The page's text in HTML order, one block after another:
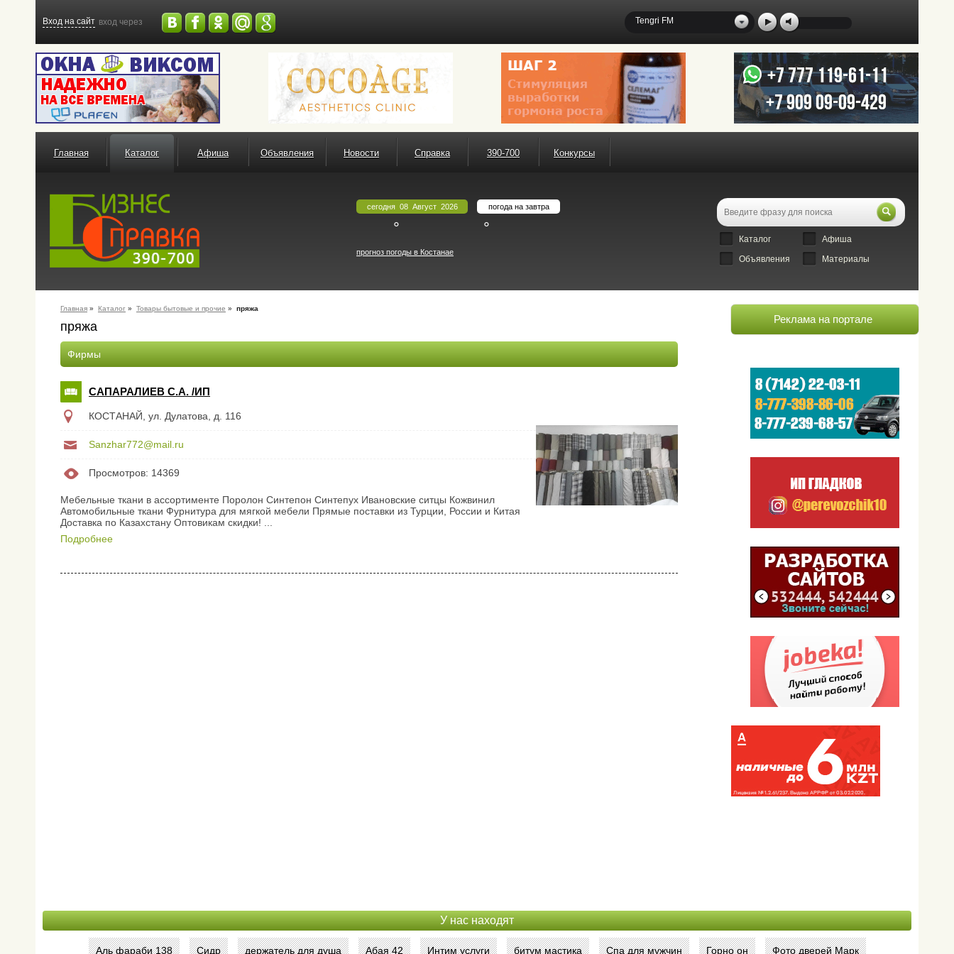
Вход на сайт вход через Tengri FM
Главная Каталог Афиша Объявления Новости Справка 390-700 Конкурсы
сегодня 08 Август 2026
°
погода на завтра
°
прогноз погоды в Костанае
Каталог
Афиша
Объявления
Материалы
Главная » Каталог » Товары бытовые и прочие » пряжа
пряжа
Фирмы
САПАРАЛИЕВ С.А. /ИП
КОСТАНАЙ, ул. Дулатова, д. 116
Sanzhar772@mail.ru
Просмотров: 14369
Мебельные ткани в ассортименте Поролон Синтепон Синтепух Ивановские ситцы Кожвинил
Автомобильные ткани Фурнитура для мягкой мебели Прямые поставки из Турции, России и Китая
Доставка по Казахстану Оптовикам скидки! ...
Подробнее
Реклама на портале
У нас находят
Аль фараби 138 Сидр держатель для душа Абая 42 Интим услуги битум мастика Спа для мужчин Горно он Фото дверей Марк